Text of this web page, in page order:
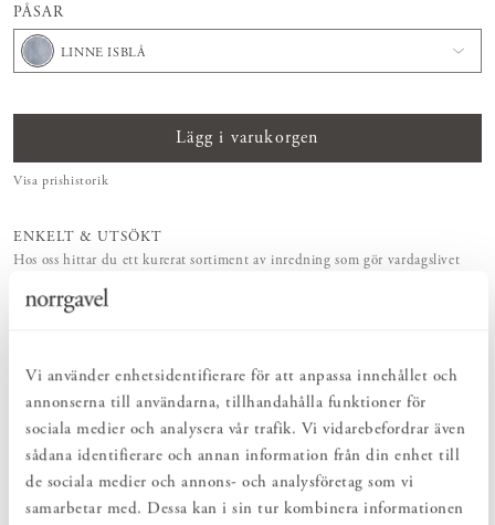
Vi använder enhetsidentifierare för att anpassa innehållet och
annonserna till användarna, tillhandahålla funktioner för
sociala medier och analysera vår trafik. Vi vidarebefordrar även
sådana identifierare och annan information från din enhet till
de sociala medier och annons- och analysföretag som vi
samarbetar med. Dessa kan i sin tur kombinera informationen
PÅSAR
LINNE ISBLÅ
Lägg i varukorgen
Visa prishistorik
ENKELT & UTSÖKT
Hos oss hittar du ett kurerat sortiment av inredning som gör vardagslivet
NATURLIGT & LÅNGSIKTIGT
HARMONISK HELHET
Inredningsdetaljer som kompletterar möblerna och skapar en harmonisk
PRODUKTBESKRIVNING